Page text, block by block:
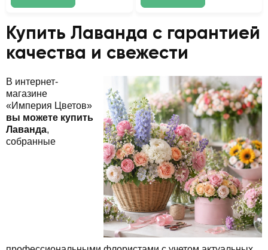
Купить Лаванда с гарантией
качества и свежести
В интернет-
магазине
«Империя Цветов»
вы можете купить
Лаванда,
собранные